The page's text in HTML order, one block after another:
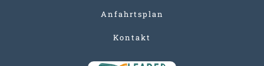
Anfahrtsplan
Kontakt